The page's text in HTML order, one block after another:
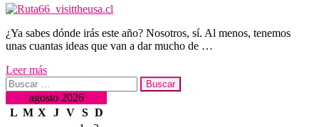
¿Ya sabes dónde irás este año? Nosotros, sí. Al menos, tenemos
unas cuantas ideas que van a dar mucho de …
Leer más
Buscar:
agosto 2026
L M X J V S D